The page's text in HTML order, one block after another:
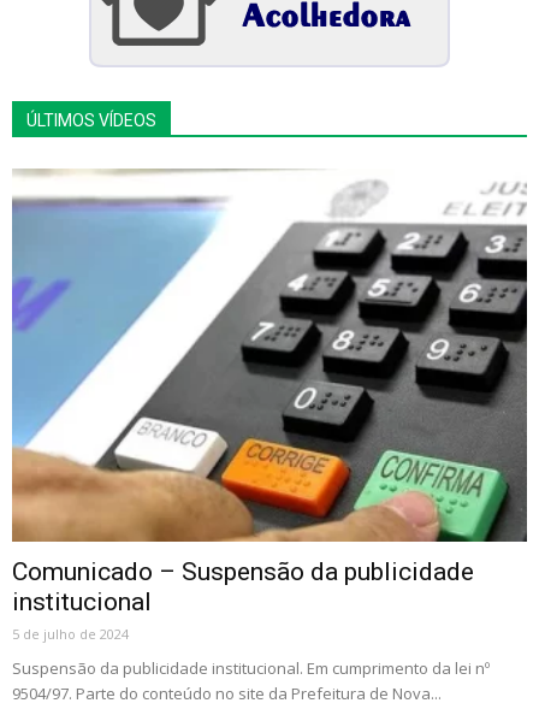
ÚLTIMOS VÍDEOS
Comunicado – Suspensão da publicidade
institucional
5 de julho de 2024
Suspensão da publicidade institucional. Em cumprimento da lei nº
9504/97. Parte do conteúdo no site da Prefeitura de Nova...